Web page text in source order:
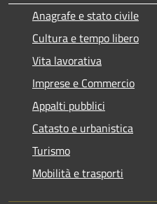
Anagrafe e stato civile
Cultura e tempo libero
Vita lavorativa
Imprese e Commercio
Appalti pubblici
Catasto e urbanistica
Turismo
Mobilità e trasporti